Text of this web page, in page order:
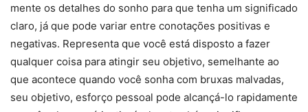
mente os detalhes do sonho para que tenha um significado
claro, já que pode variar entre conotações positivas e
negativas. Representa que você está disposto a fazer
qualquer coisa para atingir seu objetivo, semelhante ao
que acontece quando você sonha com bruxas malvadas,
seu objetivo, esforço pessoal pode alcançá-lo rapidamente